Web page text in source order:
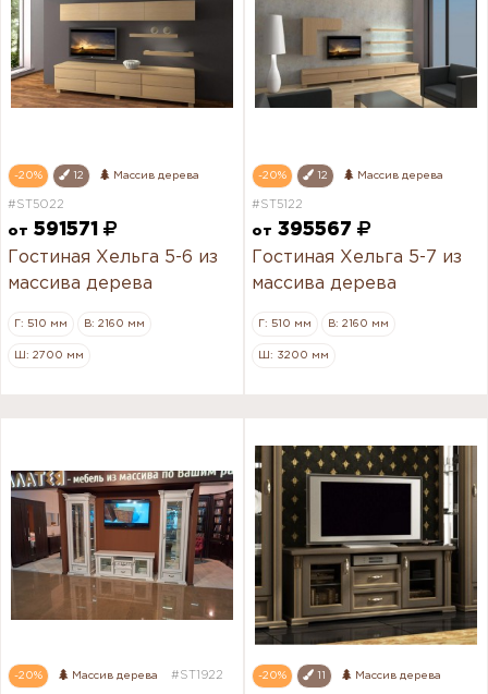
-20% 12 Массив дерева
#ST5022
от 591571
Гостиная Хельга 5-6 из
массива дерева
Г: 510 мм В: 2160 мм
Ш: 2700 мм
-20% 12 Массив дерева
#ST5122
от 395567
Гостиная Хельга 5-7 из
массива дерева
Г: 510 мм В: 2160 мм
Ш: 3200 мм
-20% Массив дерева #ST1922 -20% 11 Массив дерева